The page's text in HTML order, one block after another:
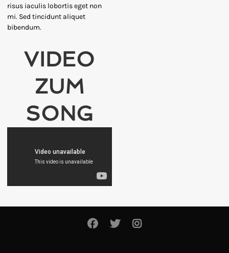
risus iaculis lobortis eget non
mi. Sed tincidunt aliquet
bibendum.
VIDEO
ZUM
SONG